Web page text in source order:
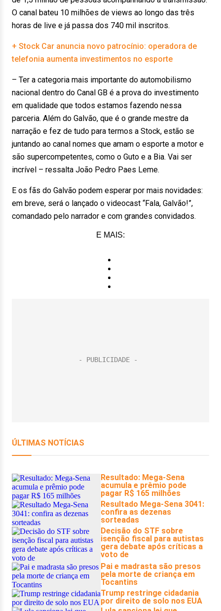
O canal bateu 10 milhões de views ao longo das três
horas de live e já passa dos 740 mil inscritos.
+ Stock Car anuncia novo patrocínio: operadora de
telefonia aumenta investimentos no esporte
– Ter a categoria mais importante do automobilismo
nacional dentro do Canal GB é a prova do investimento
em qualidade que todos estamos fazendo nessa
parceria. Além do Galvão, que é o grande mestre da
narração e fez de tudo para termos a Stock, estão se
juntando ao canal nomes que amam o esporte a motor e
são supercompetentes, como o Guto e a Bia. Vai ser
incrível – ressalta João Pedro Paes Leme.
E os fãs do Galvão podem esperar por mais novidades:
em breve, será o lançado o videocast “Fala, Galvão!”,
comandado pelo narrador e com grandes convidados.
E MAIS: